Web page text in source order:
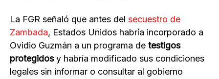
La FGR señaló que antes del secuestro de
Zambada, Estados Unidos habría incorporado a
Ovidio Guzmán a un programa de testigos
protegidosy habría modificado sus condiciones
legales sin informar o consultar al gobierno